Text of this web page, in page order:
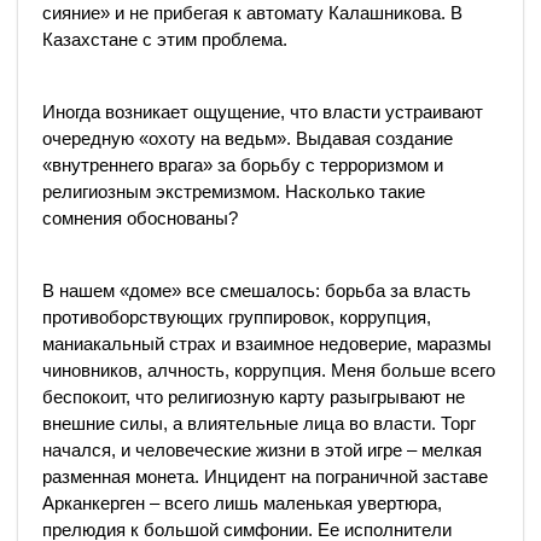
сияние» и не прибегая к автомату Калашникова. В
Казахстане с этим проблема.
Иногда возникает ощущение, что власти устраивают
очередную «охоту на ведьм». Выдавая создание
«внутреннего врага» за борьбу с терроризмом и
религиозным экстремизмом. Насколько такие
сомнения обоснованы?
В нашем «доме» все смешалось: борьба за власть
противоборствующих группировок, коррупция,
маниакальный страх и взаимное недоверие, маразмы
чиновников, алчность, коррупция. Меня больше всего
беспокоит, что религиозную карту разыгрывают не
внешние силы, а влиятельные лица во власти. Торг
начался, и человеческие жизни в этой игре – мелкая
разменная монета. Инцидент на пограничной заставе
Арканкерген – всего лишь маленькая увертюра,
прелюдия к большой симфонии. Ее исполнители